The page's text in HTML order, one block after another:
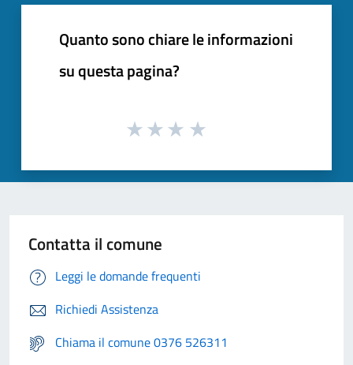
Quanto sono chiare le informazioni
su questa pagina?
Contatta il comune
Leggi le domande frequenti
Richiedi Assistenza
Chiama il comune 0376 526311